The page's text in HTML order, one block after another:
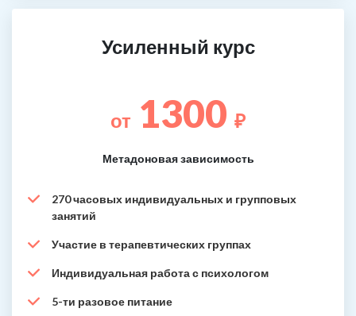
Усиленный курс
от 1300 ₽
Метадоновая зависимость
270 часовых индивидуальных и групповых
занятий
Участие в терапевтических группах
Индивидуальная работа с психологом
5-ти разовое питание